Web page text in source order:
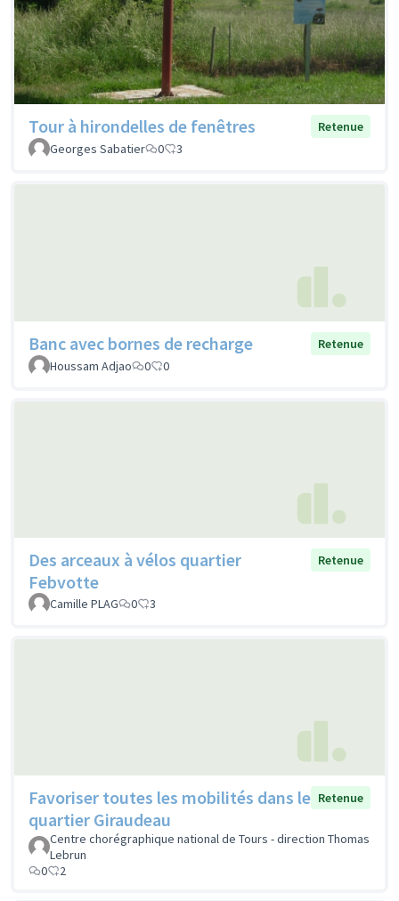
Tour à hirondelles de fenêtres
Retenue
Georges Sabatier
0 3
Banc avec bornes de recharge
Retenue
Houssam Adjao
0 0
Des arceaux à vélos quartier
Febvotte
Retenue
Camille PLAG 0 3
Favoriser toutes les mobilités dans le
quartier Giraudeau
Retenue
Centre chorégraphique national de Tours - direction Thomas
Lebrun
0
2